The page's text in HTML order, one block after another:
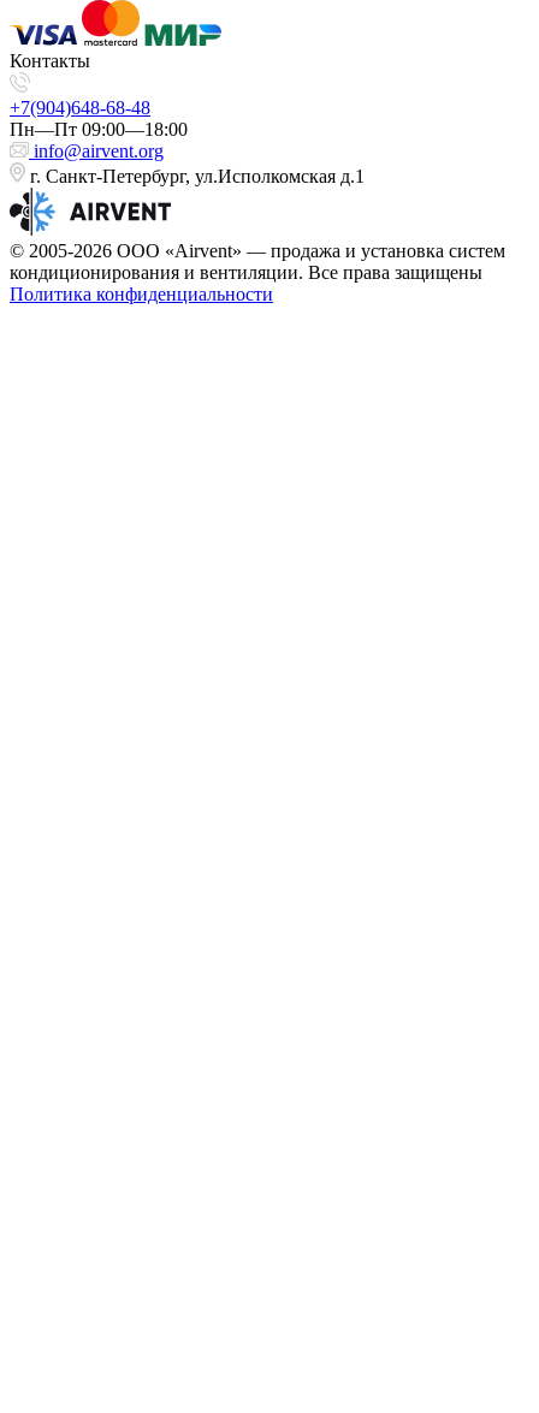
Контакты
+7(904)648-68-48
Пн—Пт 09:00—18:00
info@airvent.org
г. Санкт-Петербург, ул.Исполкомская д.1
© 2005-2026 ООО «Airvent» — продажа и установка систем
кондиционирования и вентиляции. Все права защищены
Политика конфиденциальности